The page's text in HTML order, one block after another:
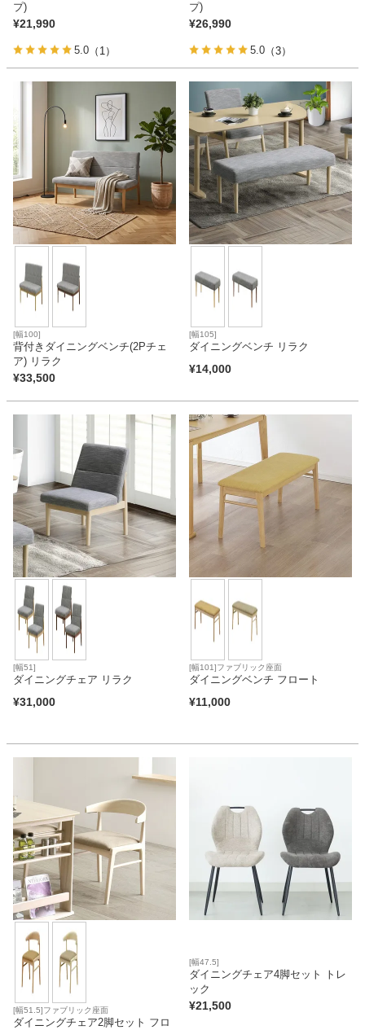
プ)
¥21,990
5.0 （1）
プ)
¥26,990
5.0 （3）
[幅100]
背付きダイニングベンチ(2Pチェ
ア) リラク
¥33,500
[幅105]
ダイニングベンチ リラク
¥14,000
[幅51]
ダイニングチェア リラク
¥31,000
[幅101]ファブリック座面
ダイニングベンチ フロート
¥11,000
[幅51.5]ファブリック座面
ダイニングチェア2脚セット フロ
[幅47.5]
ダイニングチェア4脚セット トレ
ック
¥21,500